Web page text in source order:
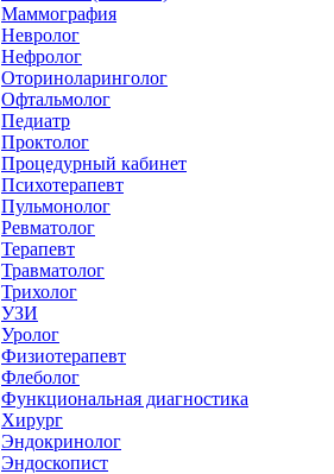
Маммография
Невролог
Нефролог
Оториноларинголог
Офтальмолог
Педиатр
Проктолог
Процедурный кабинет
Психотерапевт
Пульмонолог
Ревматолог
Терапевт
Травматолог
Трихолог
УЗИ
Уролог
Физиотерапевт
Флеболог
Функциональная диагностика
Хирург
Эндокринолог
Эндоскопист